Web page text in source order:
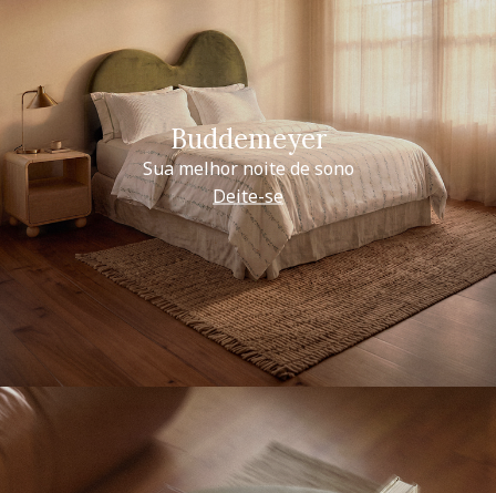
Buddemeyer
Sua melhor noite de sono
Deite-se